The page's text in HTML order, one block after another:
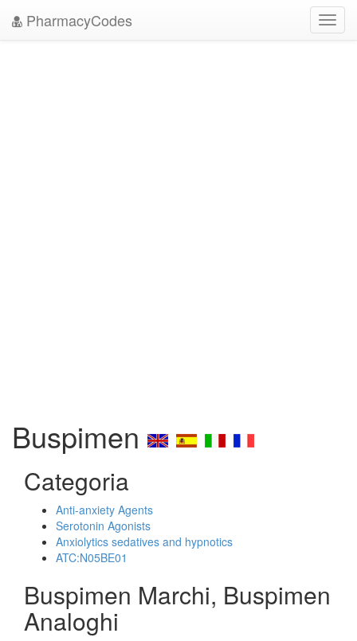
PharmacyCodes
Buspimen
Categoria
Anti-anxiety Agents
Serotonin Agonists
Anxiolytics sedatives and hypnotics
ATC:N05BE01
Buspimen Marchi, Buspimen
Analoghi